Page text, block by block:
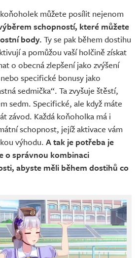
můžete posílit nejenom
schopností, které můžete
body.Ty se pak během dostihu
a pomůžou vaší holčině získat
o obecná zlepšení jako zvýšení
specifické bonusy jako
sedmička“. Ta zvyšuje štěstí,
sedm. Specifické, ale když máte
závod. Každá koňoholka má i
schopnost, jejíž aktivace vám
výhodu. A tak je potřeba je
o správnou kombinaci
abyste měli během dostihů co